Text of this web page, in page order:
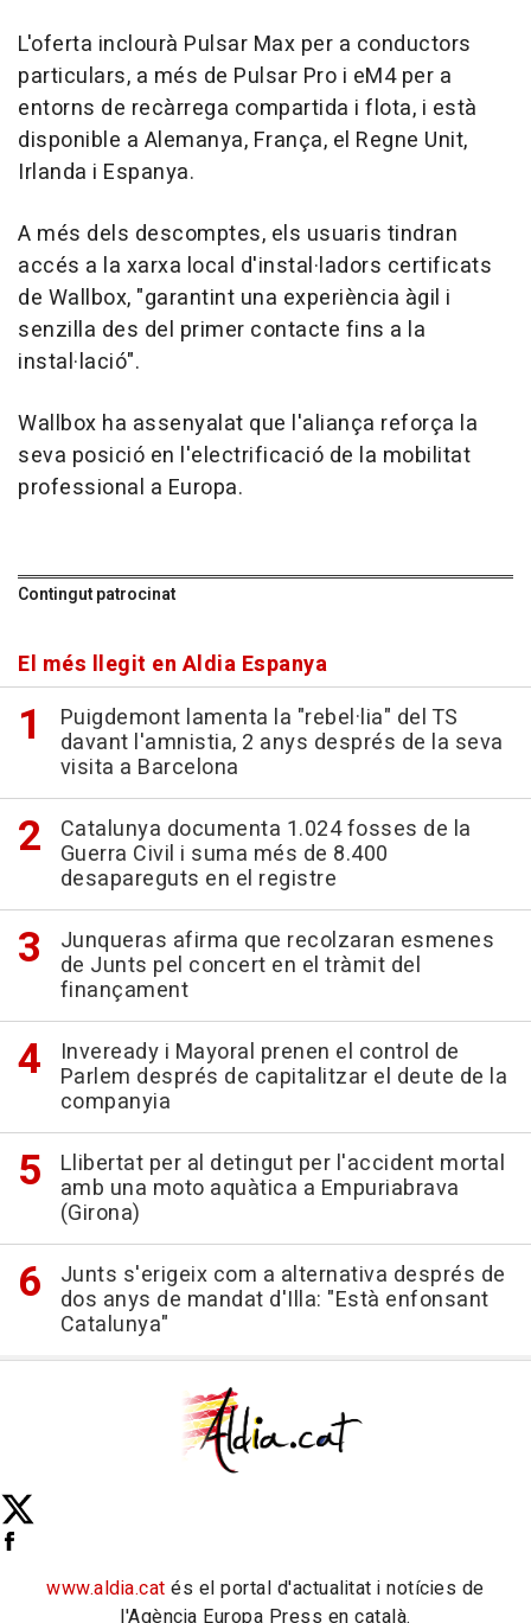
L'oferta inclourà Pulsar Max per a conductors
particulars, a més de Pulsar Pro i eM4 per a
entorns de recàrrega compartida i flota, i està
disponible a Alemanya, França, el Regne Unit,
Irlanda i Espanya.
A més dels descomptes, els usuaris tindran
accés a la xarxa local d'instal·ladors certificats
de Wallbox, "garantint una experiència àgil i
senzilla des del primer contacte fins a la
instal·lació".
Wallbox ha assenyalat que l'aliança reforça la
seva posició en l'electrificació de la mobilitat
professional a Europa.
Contingut patrocinat
El més llegit en Aldia Espanya
Puigdemont lamenta la "rebel·lia" del TS
davant l'amnistia, 2 anys després de la seva
visita a Barcelona
Catalunya documenta 1.024 fosses de la
Guerra Civil i suma més de 8.400
desapareguts en el registre
Junqueras afirma que recolzaran esmenes
de Junts pel concert en el tràmit del
finançament
Inveready i Mayoral prenen el control de
Parlem després de capitalitzar el deute de la
companyia
Llibertat per al detingut per l'accident mortal
amb una moto aquàtica a Empuriabrava
(Girona)
Junts s'erigeix com a alternativa després de
dos anys de mandat d'Illa: "Està enfonsant
Catalunya"
www.aldia.cat és el portal d'actualitat i notícies de
l'Agència Europa Press en català.